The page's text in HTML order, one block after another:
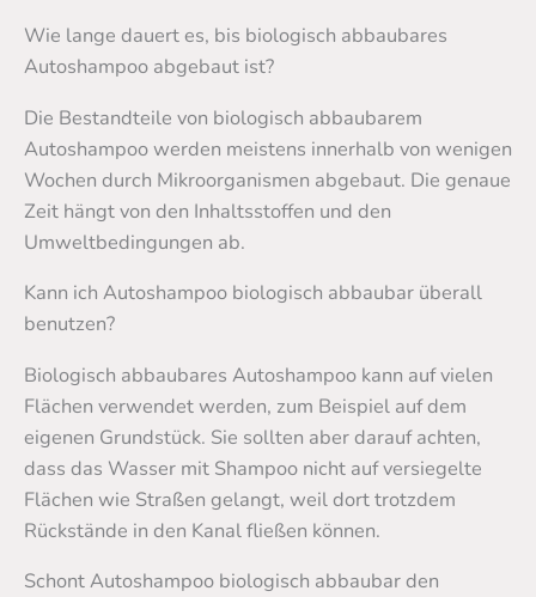
Wie lange dauert es, bis biologisch abbaubares
Autoshampoo abgebaut ist?
Die Bestandteile von biologisch abbaubarem
Autoshampoo werden meistens innerhalb von wenigen
Wochen durch Mikroorganismen abgebaut. Die genaue
Zeit hängt von den Inhaltsstoffen und den
Umweltbedingungen ab.
Kann ich Autoshampoo biologisch abbaubar überall
benutzen?
Biologisch abbaubares Autoshampoo kann auf vielen
Flächen verwendet werden, zum Beispiel auf dem
eigenen Grundstück. Sie sollten aber darauf achten,
dass das Wasser mit Shampoo nicht auf versiegelte
Flächen wie Straßen gelangt, weil dort trotzdem
Rückstände in den Kanal fließen können.
Schont Autoshampoo biologisch abbaubar den